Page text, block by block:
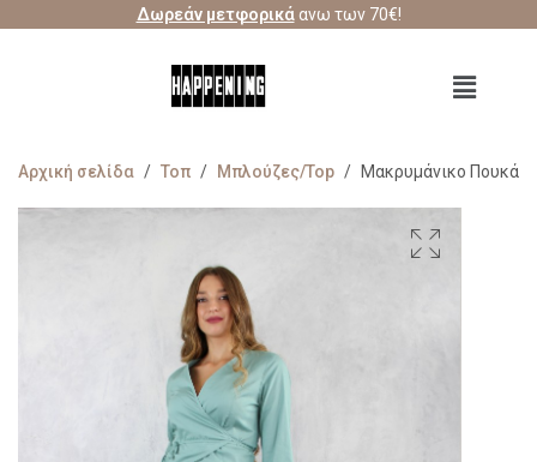
Δωρεάν μετφορικάανω των 70€!
Αρχική σελίδα / Τοπ / Μπλούζες/Top / Μακρυμάνικο